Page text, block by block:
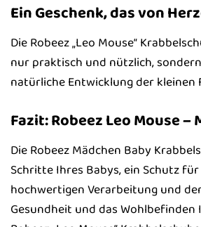
Ein Geschenk, das von
Die Robeez „Leo Mouse“
nur praktisch und nützlich,
natürliche Entwicklung der kleinen
Fazit: Robeez Leo Mouse
Die Robeez Mädchen Baby
Schritte Ihres Babys, ein Schutz
hochwertigen Verarbeitung und
Gesundheit und das